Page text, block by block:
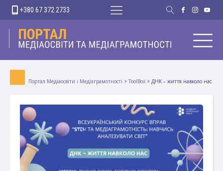
+380 67 372 2733
Портал Медіаосвіти і Медіаграмотності > ToolBox > ДНК – життя навколо нас